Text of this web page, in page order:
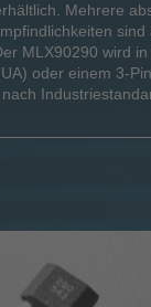
Mehrere
sind
MLX90290 wird
oder einem 3-